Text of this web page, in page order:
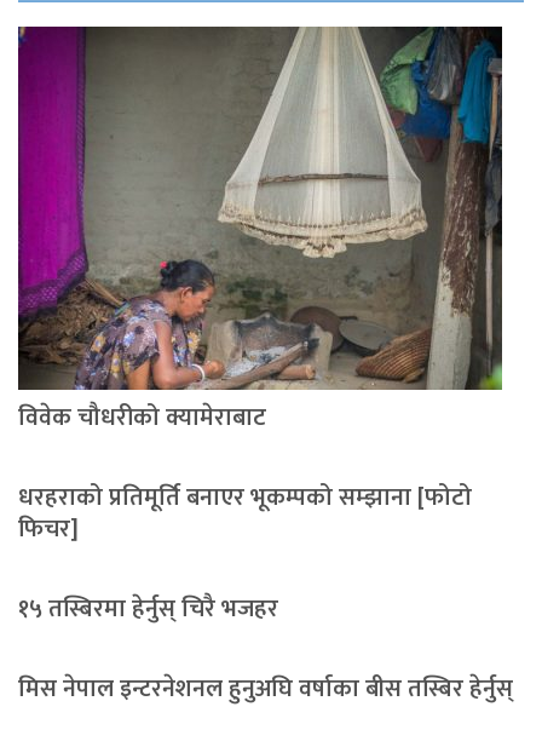
विवेक चौधरीको क्यामेराबाट
धरहराको प्रतिमूर्ति बनाएर भूकम्पको सम्झाना [फोटो
फिचर]
१५ तस्बिरमा हेर्नुस् चिरै भजहर
मिस नेपाल इन्टरनेशनल हुनुअघि वर्षाका बीस तस्बिर हेर्नुस्